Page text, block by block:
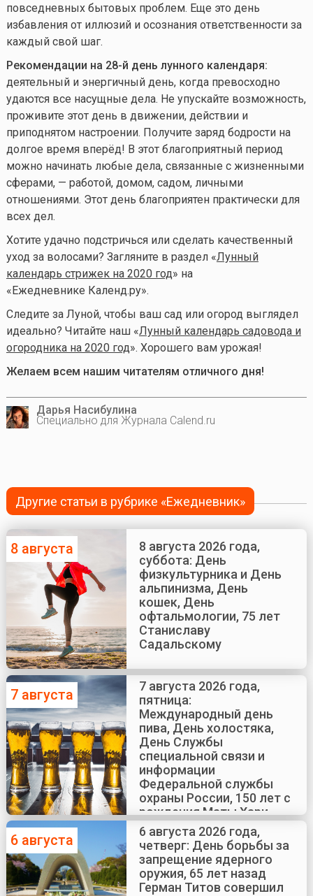
повседневных бытовых проблем. Еще это день
избавления от иллюзий и осознания ответственности за
каждый свой шаг.
Рекомендации на 28-й день лунного календаря:
деятельный и энергичный день, когда превосходно
удаются все насущные дела. Не упускайте возможность,
проживите этот день в движении, действии и
приподнятом настроении. Получите заряд бодрости на
долгое время вперёд! В этот благоприятный период
можно начинать любые дела, связанные с жизненными
сферами, — работой, домом, садом, личными
отношениями. Этот день благоприятен практически для
всех дел.
Хотите удачно подстричься или сделать качественный
уход за волосами? Загляните в раздел «Лунный
календарь стрижек на 2020 год» на
«Ежедневнике Календ.ру».
Следите за Луной, чтобы ваш сад или огород выглядел
идеально? Читайте наш «Лунный календарь садовода и
огородника на 2020 год». Хорошего вам урожая!
Желаем всем нашим читателям отличного дня!
Дарья Насибулина
Специально для Журнала Calend.ru
Другие статьи в рубрике «Ежедневник»
8 августа
8 августа 2026 года,
суббота: День
физкультурника и День
альпинизма, День
кошек, День
офтальмологии, 75 лет
Станиславу
Садальскому
7 августа
7 августа 2026 года,
пятница:
Международный день
пива, День холостяка,
День Службы
специальной связи и
информации
Федеральной службы
охраны России, 150 лет с
рождения Маты Хари
6 августа
6 августа 2026 года,
четверг: День борьбы за
запрещение ядерного
оружия, 65 лет назад
Герман Титов совершил